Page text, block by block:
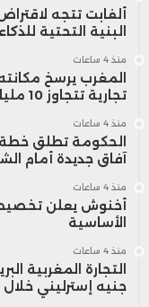
البنية التحتية
منذ 4 ساعات
المغرب يرسخ
تجارية تتجاوز 10 مليارات يورو
منذ 4 ساعات
آفاق جديدة أمام
منذ 4 ساعات
الأساسية
منذ 4 ساعات
جنيه إسترليني خلال